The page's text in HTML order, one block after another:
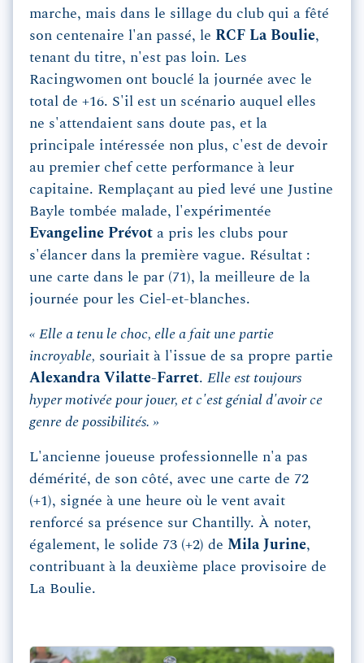
marche, mais dans le sillage du club qui a fêté
son centenaire l'an passé, le RCF La Boulie,
tenant du titre, n'est pas loin. Les
Racingwomen ont bouclé la journée avec le
total de +16. S'il est un scénario auquel elles
ne s'attendaient sans doute pas, et la
principale intéressée non plus, c'est de devoir
au premier chef cette performance à leur
capitaine. Remplaçant au pied levé une Justine
Bayle tombée malade, l'expérimentée
Evangeline Prévot a pris les clubs pour
s'élancer dans la première vague. Résultat :
une carte dans le par (71), la meilleure de la
journée pour les Ciel-et-blanches.
« Elle a tenu le choc, elle a fait une partie
incroyable, souriait à l'issue de sa propre partie
Alexandra Vilatte-Farret. Elle est toujours
hyper motivée pour jouer, et c'est génial d'avoir ce
genre de possibilités. »
L'ancienne joueuse professionnelle n'a pas
démérité, de son côté, avec une carte de 72
(+1), signée à une heure où le vent avait
renforcé sa présence sur Chantilly. À noter,
également, le solide 73 (+2) de Mila Jurine,
contribuant à la deuxième place provisoire de
La Boulie.